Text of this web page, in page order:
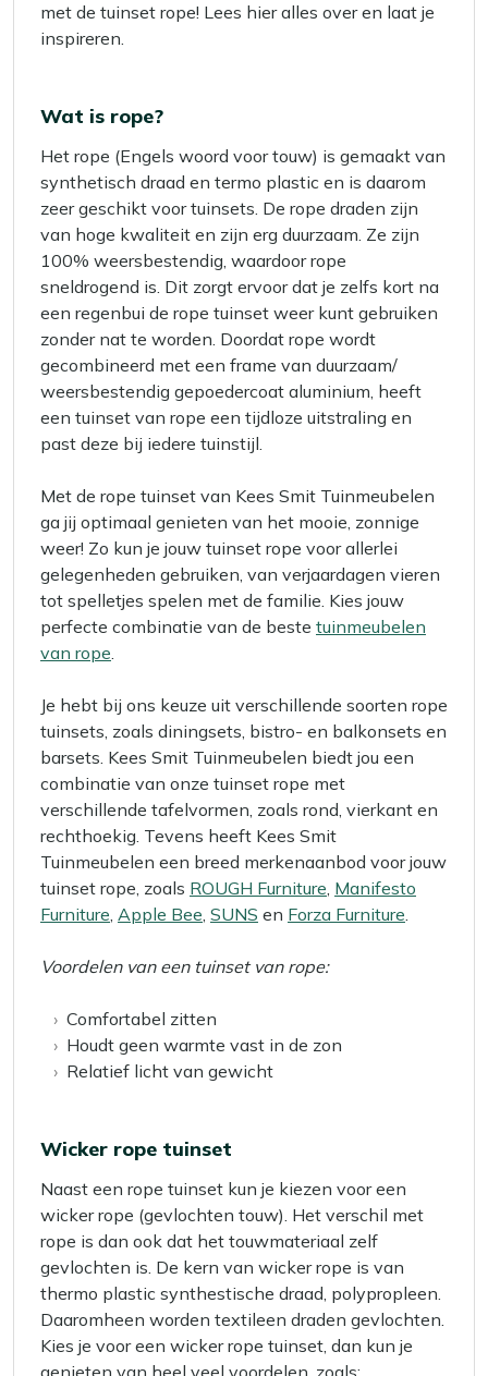
met de tuinset rope! Lees hier alles over en laat je
inspireren.
Wat is rope?
Het rope (Engels woord voor touw) is gemaakt van
synthetisch draad en termo plastic en is daarom
zeer geschikt voor tuinsets. De rope draden zijn
van hoge kwaliteit en zijn erg duurzaam. Ze zijn
100% weersbestendig, waardoor rope
sneldrogend is. Dit zorgt ervoor dat je zelfs kort na
een regenbui de rope tuinset weer kunt gebruiken
zonder nat te worden. Doordat rope wordt
gecombineerd met een frame van duurzaam/
weersbestendig gepoedercoat aluminium, heeft
een tuinset van rope een tijdloze uitstraling en
past deze bij iedere tuinstijl.
Met de rope tuinset van Kees Smit Tuinmeubelen
ga jij optimaal genieten van het mooie, zonnige
weer! Zo kun je jouw tuinset rope voor allerlei
gelegenheden gebruiken, van verjaardagen vieren
tot spelletjes spelen met de familie. Kies jouw
perfecte combinatie van de beste tuinmeubelen
van rope.
Je hebt bij ons keuze uit verschillende soorten rope
tuinsets, zoals diningsets, bistro- en balkonsets en
barsets. Kees Smit Tuinmeubelen biedt jou een
combinatie van onze tuinset rope met
verschillende tafelvormen, zoals rond, vierkant en
rechthoekig. Tevens heeft Kees Smit
Tuinmeubelen een breed merkenaanbod voor jouw
tuinset rope, zoals ROUGH Furniture, Manifesto
Furniture, Apple Bee, SUNS en Forza Furniture.
Voordelen van een tuinset van rope:
Comfortabel zitten
Houdt geen warmte vast in de zon
Relatief licht van gewicht
Wicker rope tuinset
Naast een rope tuinset kun je kiezen voor een
wicker rope (gevlochten touw). Het verschil met
rope is dan ook dat het touwmateriaal zelf
gevlochten is. De kern van wicker rope is van
thermo plastic synthestische draad, polypropleen.
Daaromheen worden textileen draden gevlochten.
Kies je voor een wicker rope tuinset, dan kun je